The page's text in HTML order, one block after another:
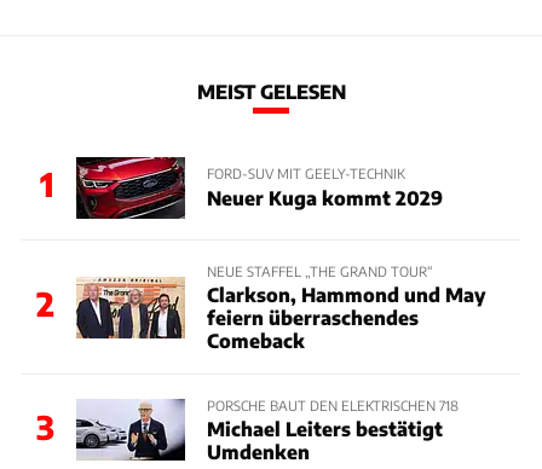
MEIST GELESEN
1 FORD-SUV MIT GEELY-TECHNIK
Neuer Kuga kommt 2029
2
NEUE STAFFEL „THE GRAND TOUR“
Clarkson, Hammond und May
feiern überraschendes
Comeback
3
PORSCHE BAUT DEN ELEKTRISCHEN 718
Michael Leiters bestätigt
Umdenken